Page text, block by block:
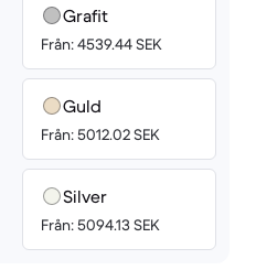
Grafit
Från: 4539.44 SEK
Guld
Från: 5012.02 SEK
Silver
Från: 5094.13 SEK